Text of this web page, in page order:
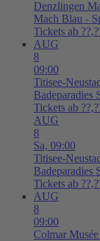
Denzlingen
Mach Blau -
Tickets ab
AUG
8
09:00
Titisee-
Badeparadies
Tickets ab
AUG
8
Sa, 09:00
Titisee-
Badeparadies
Tickets ab
AUG
8
09:00
Colmar